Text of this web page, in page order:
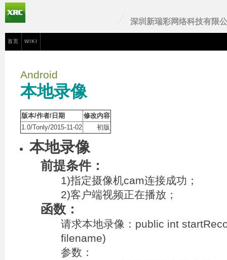
深圳新瑞彩网络科技有限
首页 WIKI
Android
本地录像
版本/作者/日期
修改内容
1.0/Tonly/2015-11-02
初版
本地录像
前提条件：
1)指定摄像机cam连接成功；
2)客户端视频正在播放；
函数：
请求本地录像：public int
filename)
参数：